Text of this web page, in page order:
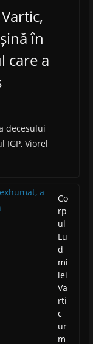
în
care a
decesului
IGP, Viorel
Co
rp
ul
Lu
d
mi
lei
Va
rti
c
ur
m